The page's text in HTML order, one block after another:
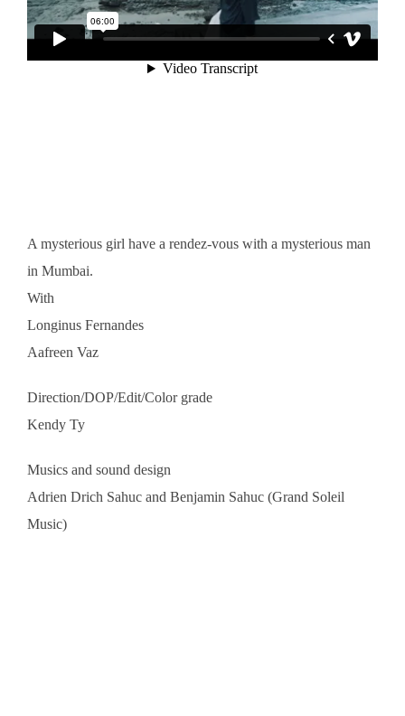
A mysterious girl have a rendez-vous with a mysterious man
in Mumbai.
With
Longinus Fernandes
Aafreen Vaz
Direction/DOP/Edit/Color grade
Kendy Ty
Musics and sound design
Adrien Drich Sahuc and Benjamin Sahuc (Grand Soleil
Music)